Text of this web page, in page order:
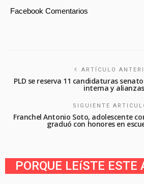
Facebook Comentarios
ARTÍCULO
PLD se reserva 11 candidaturas
interna y alianzas
SIGUIENTE
Franchel Antonio Soto, adolescente
graduó con honores en
PORQUE LEíSTE ESTE